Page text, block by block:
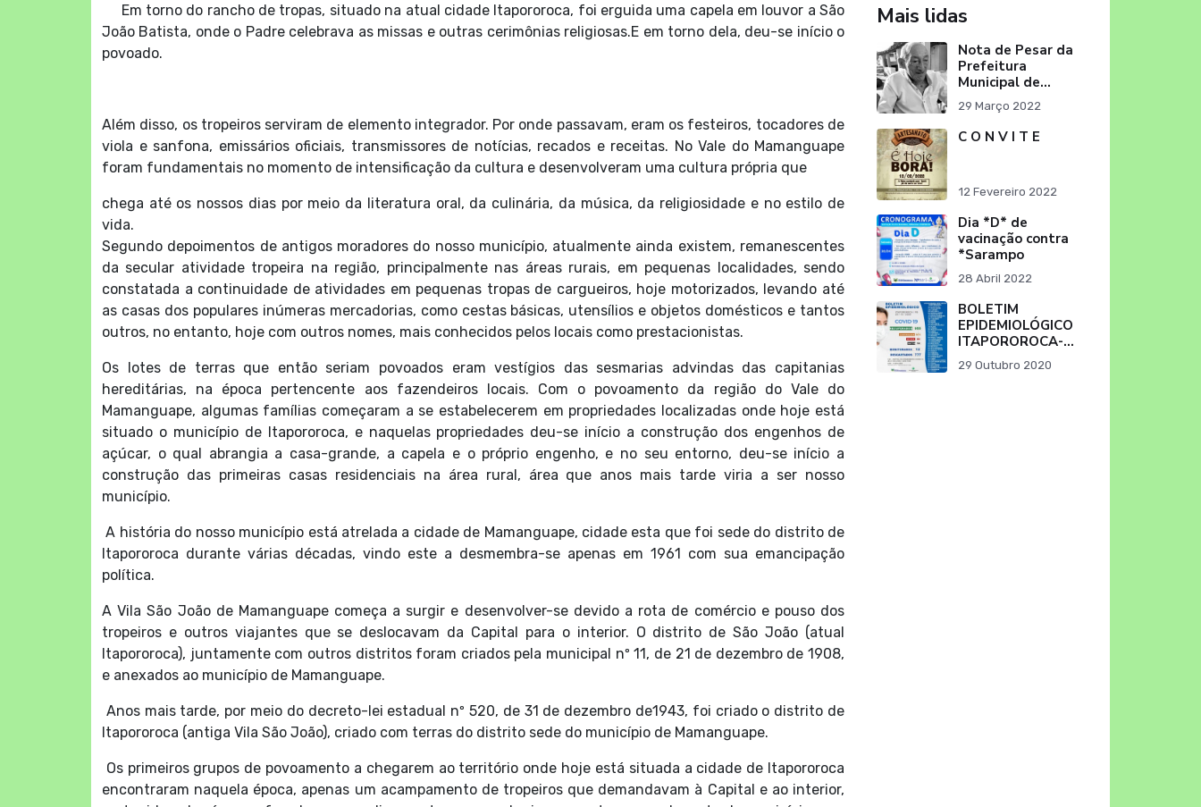
Em torno do rancho de tropas, situado na atual cidade Itapororoca, foi erguida uma capela em louvor a São
João Batista, onde o Padre celebrava as missas e outras cerimônias religiosas.E em torno dela, deu-se início o
povoado.
Além disso, os tropeiros serviram de elemento integrador. Por onde passavam, eram os festeiros, tocadores de
viola e sanfona, emissários oficiais, transmissores de notícias, recados e receitas. No Vale do Mamanguape
foram fundamentais no momento de intensificação da cultura e desenvolveram uma cultura própria que
chega até os nossos dias por meio da literatura oral, da culinária, da música, da religiosidade e no estilo de
vida.
Segundo depoimentos de antigos moradores do nosso município, atualmente ainda existem, remanescentes
da secular atividade tropeira na região, principalmente nas áreas rurais, em pequenas localidades, sendo
constatada a continuidade de atividades em pequenas tropas de cargueiros, hoje motorizados, levando até
as casas dos populares inúmeras mercadorias, como cestas básicas, utensílios e objetos domésticos e tantos
outros, no entanto, hoje com outros nomes, mais conhecidos pelos locais como prestacionistas.
Os lotes de terras que então seriam povoados eram vestígios das sesmarias advindas das capitanias
hereditárias, na época pertencente aos fazendeiros locais. Com o povoamento da região do Vale do
Mamanguape, algumas famílias começaram a se estabelecerem em propriedades localizadas onde hoje está
situado o município de Itapororoca, e naquelas propriedades deu-se início a construção dos engenhos de
açúcar, o qual abrangia a casa-grande, a capela e o próprio engenho, e no seu entorno, deu-se início a
construção das primeiras casas residenciais na área rural, área que anos mais tarde viria a ser nosso
município.
A história do nosso município está atrelada a cidade de Mamanguape, cidade esta que foi sede do distrito de
Itapororoca durante várias décadas, vindo este a desmembra-se apenas em 1961 com sua emancipação
política.
A Vila São João de Mamanguape começa a surgir e desenvolver-se devido a rota de comércio e pouso dos
tropeiros e outros viajantes que se deslocavam da Capital para o interior. O distrito de São João (atual
Itapororoca), juntamente com outros distritos foram criados pela municipal nº 11, de 21 de dezembro de 1908,
e anexados ao município de Mamanguape.
Anos mais tarde, por meio do decreto-lei estadual nº 520, de 31 de dezembro de1943, foi criado o distrito de
Itapororoca (antiga Vila São João), criado com terras do distrito sede do município de Mamanguape.
Os primeiros grupos de povoamento a chegarem ao território onde hoje está situada a cidade de Itapororoca
encontraram naquela época, apenas um acampamento de tropeiros que demandavam à Capital e ao interior,
Mais lidas
Nota de Pesar da
Prefeitura
Municipal de
Itapororoca pelo
falecimento do
Sr. Severino
Ribeiro da Silva
29 Março 2022
C O N V I T E
12 Fevereiro 2022
Dia *D* de
vacinação contra
*Sarampo
28 Abril 2022
BOLETIM
EPIDEMIOLÓGICO
ITAPOROROCA-
PB (29/10/2020)
29 Outubro 2020